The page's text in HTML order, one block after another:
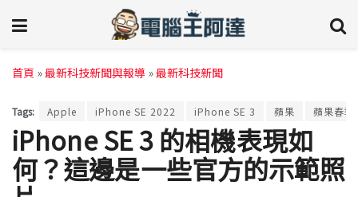
首頁 »最新科技新聞與報導 »最新科技新聞
Tags: Apple iPhone SE 2022 iPhone SE 3 蘋果 蘋果春季
iPhone SE 3 的相機表現如
何？這邊是一些官方的示範照